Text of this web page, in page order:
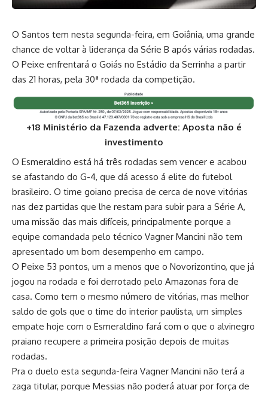
O Santos tem nesta segunda-feira, em Goiânia, uma grande
chance de voltar à liderança da Série B após várias rodadas.
O Peixe enfrentará o Goiás no Estádio da Serrinha a partir
das 21 horas, pela 30ª rodada da competição.
+18 Ministério da Fazenda adverte: Aposta não é
investimento
O Esmeraldino está há três rodadas sem vencer e acabou
se afastando do G-4, que dá acesso á elite do futebol
brasileiro. O time goiano precisa de cerca de nove vitórias
nas dez partidas que lhe restam para subir para a Série A,
uma missão das mais difíceis, principalmente porque a
equipe comandada pelo técnico Vagner Mancini não tem
apresentado um bom desempenho em campo.
O Peixe 53 pontos, um a menos que o Novorizontino, que já
jogou na rodada e foi derrotado pelo Amazonas fora de
casa. Como tem o mesmo número de vitórias, mas melhor
saldo de gols que o time do interior paulista, um simples
empate hoje com o Esmeraldino fará com o que o alvinegro
praiano recupere a primeira posição depois de muitas
rodadas.
Pra o duelo esta segunda-feira Vagner Mancini não terá a
zaga titular, porque Messias não poderá atuar por força de